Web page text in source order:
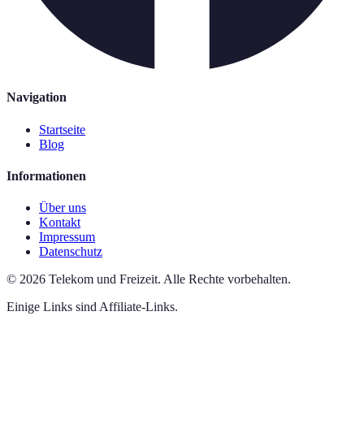
Navigation
Startseite
Blog
Informationen
Über uns
Kontakt
Impressum
Datenschutz
© 2026 Telekom und Freizeit. Alle Rechte vorbehalten.
Einige Links sind Affiliate-Links.